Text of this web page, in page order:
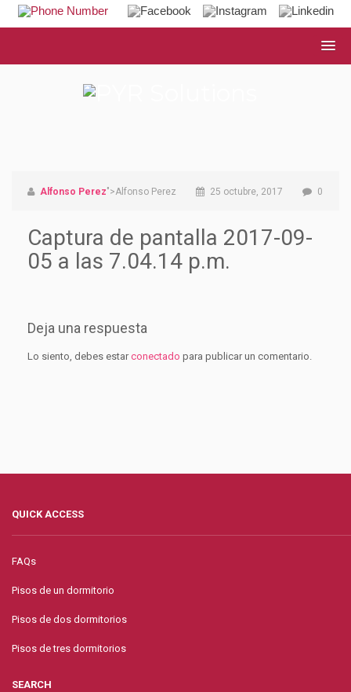
Alfonso Perez">Alfonso Perez 25 octubre, 2017 0
Captura de pantalla 2017-09-
05 a las 7.04.14 p.m.
Deja una respuesta
Lo siento, debes estarconectado para publicar un comentario.
QUICK ACCESS
FAQs
Pisos de un dormitorio
Pisos de dos dormitorios
Pisos de tres dormitorios
SEARCH